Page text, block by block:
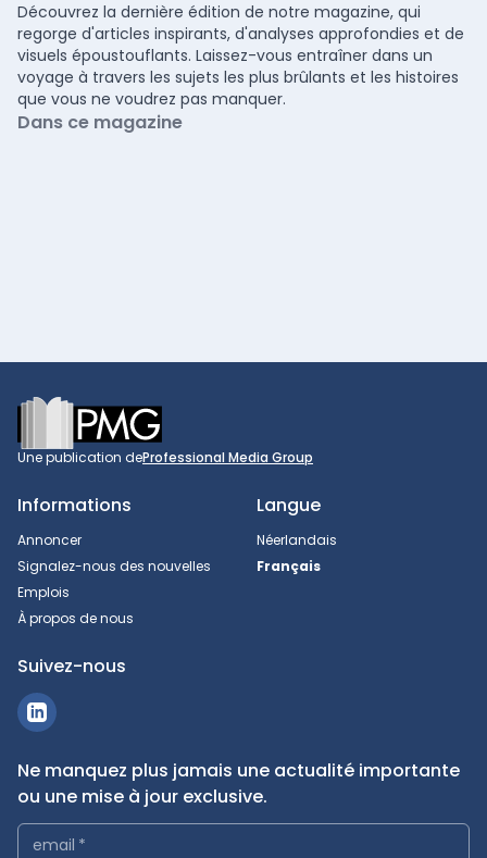
Découvrez la dernière édition de notre magazine, qui
regorge d'articles inspirants, d'analyses approfondies et de
visuels époustouflants. Laissez-vous entraîner dans un
voyage à travers les sujets les plus brûlants et les histoires
que vous ne voudrez pas manquer.
Dans ce magazine
Footer
Une publication deProfessional Media Group
Informations
Annoncer
Signalez-nous des nouvelles
Emplois
À propos de nous
Langue
Néerlandais
Français
Suivez-nous
Ne manquez plus jamais une actualité importante
ou une mise à jour exclusive.
email *